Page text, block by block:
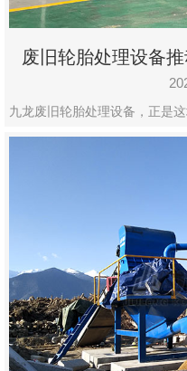
废旧轮胎处理设备
九龙废旧轮胎处理设备，正是